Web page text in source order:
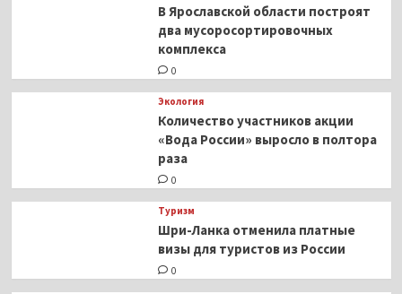
В Ярославской области построят
два мусоросортировочных
комплекса
0
Экология
Количество участников акции
«Вода России» выросло в полтора
раза
0
Туризм
Шри-Ланка отменила платные
визы для туристов из России
0